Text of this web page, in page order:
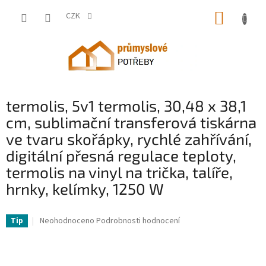
CZK
termolis, 5v1 termolis, 30,48 x 38,1
cm, sublimační transferová tiskárna
ve tvaru skořápky, rychlé zahřívání,
digitální přesná regulace teploty,
termolis na vinyl na trička, talíře,
hrnky, kelímky, 1250 W
Tip
Průměrné
Neohodnoceno Podrobnosti hodnocení